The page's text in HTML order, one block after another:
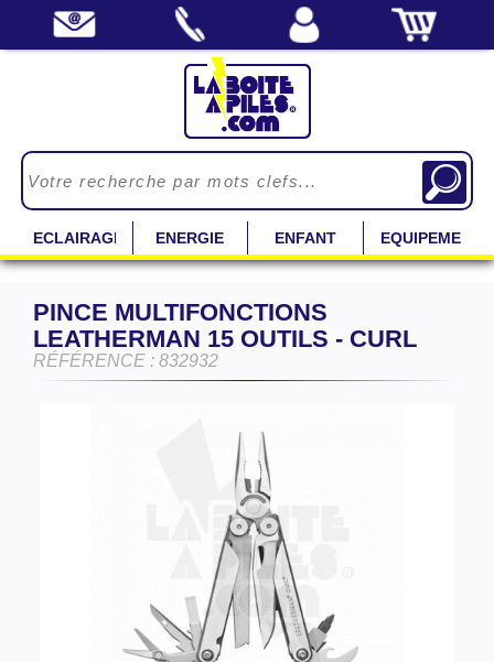
ECLAIRAGE ENERGIE ENFANT EQUIPEMENT
PINCE MULTIFONCTIONS
LEATHERMAN 15 OUTILS - CURL
RÉFÉRENCE : 832932